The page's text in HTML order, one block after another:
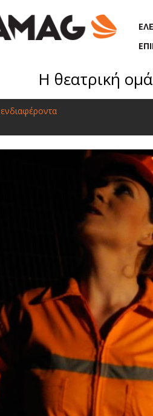
Η θεατρική
ενδιαφέροντα